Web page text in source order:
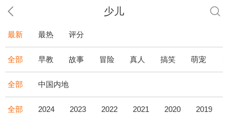
少儿
最新 最热 评分
全部 早教 故事 冒险 真人 搞笑 萌宠
全部 中国内地
全部 2024 2023 2022 2021 2020 2019